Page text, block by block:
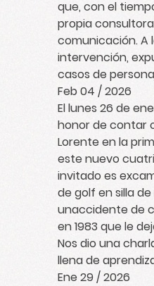
que, con el
propia
comunicación. A
intervención,
casos de
Feb 04 / 2026
El lunes 26 de
honor de contar
Lorente en la
este nuevo
invitado es
de golf en silla
unaccidente de
en 1983 que le
Nos dio una
llena de
Ene 29 / 2026